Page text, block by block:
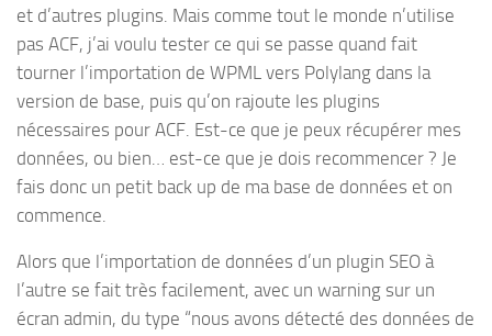
et d’autres plugins. Mais comme tout le monde n’utilise
pas ACF, j’ai voulu tester ce qui se passe quand fait
tourner l’importation de WPML vers Polylang dans la
version de base, puis qu’on rajoute les plugins
nécessaires pour ACF. Est-ce que je peux récupérer mes
données, ou bien… est-ce que je dois recommencer ? Je
fais donc un petit back up de ma base de données et on
commence.
Alors que l’importation de données d’un plugin SEO à
l’autre se fait très facilement, avec un warning sur un
écran admin, du type “nous avons détecté des données de